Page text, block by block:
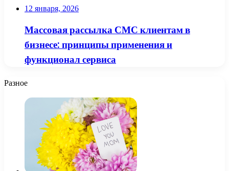
12 января, 2026
Массовая рассылка СМС клиентам в
бизнесе: принципы применения и
функционал сервиса
Разное